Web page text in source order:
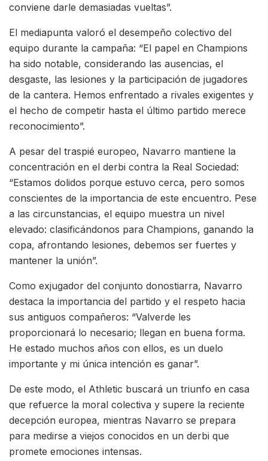
conviene darle demasiadas vueltas”.
El mediapunta valoró el desempeño colectivo del
equipo durante la campaña: “El papel en Champions
ha sido notable, considerando las ausencias, el
desgaste, las lesiones y la participación de jugadores
de la cantera. Hemos enfrentado a rivales exigentes y
el hecho de competir hasta el último partido merece
reconocimiento”.
A pesar del traspié europeo, Navarro mantiene la
concentración en el derbi contra la Real Sociedad:
“Estamos dolidos porque estuvo cerca, pero somos
conscientes de la importancia de este encuentro. Pese
a las circunstancias, el equipo muestra un nivel
elevado: clasificándonos para Champions, ganando la
copa, afrontando lesiones, debemos ser fuertes y
mantener la unión”.
Como exjugador del conjunto donostiarra, Navarro
destaca la importancia del partido y el respeto hacia
sus antiguos compañeros: “Valverde les
proporcionará lo necesario; llegan en buena forma.
He estado muchos años con ellos, es un duelo
importante y mi única intención es ganar”.
De este modo, el Athletic buscará un triunfo en casa
que refuerce la moral colectiva y supere la reciente
decepción europea, mientras Navarro se prepara
para medirse a viejos conocidos en un derbi que
promete emociones intensas.